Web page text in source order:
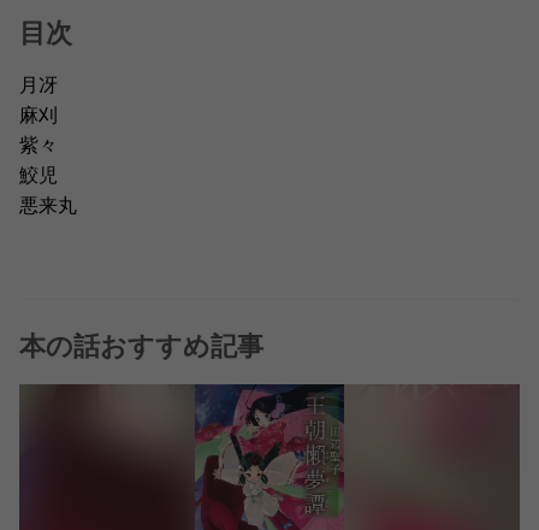
目次
月冴
麻刈
紫々
鮫児
悪来丸
本の話おすすめ記事